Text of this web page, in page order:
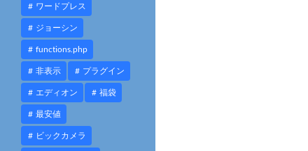
ワードプレス
ジョーシン
functions.php
非表示 プラグイン
エディオン 福袋
最安値
ビックカメラ